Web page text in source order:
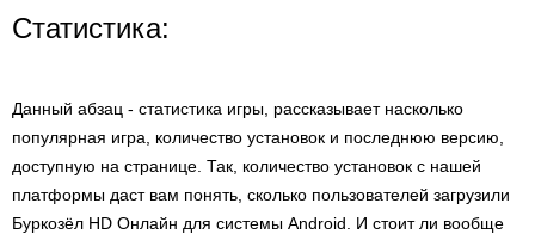
Статистика:
Данный абзац - статистика игры, рассказывает насколько
популярная игра, количество установок и последнюю версию,
доступную на странице. Так, количество установок с нашей
платформы даст вам понять, сколько пользователей загрузили
Буркозёл HD Онлайн для системы Android. И стоит ли вообще